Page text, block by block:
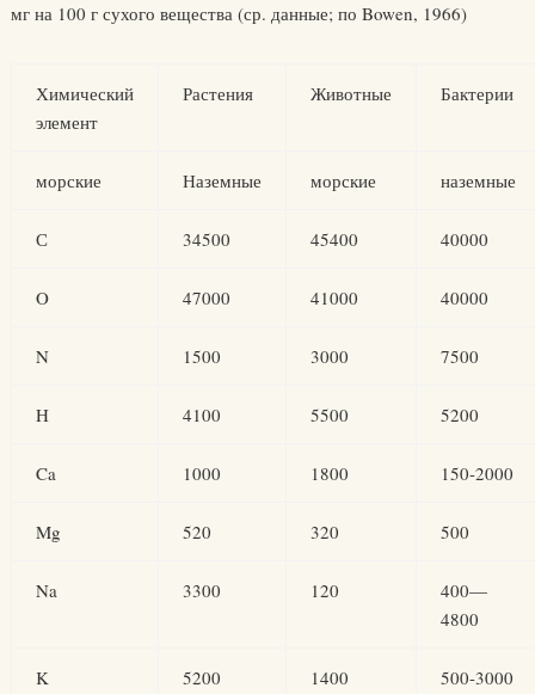
мг на 100 г сухого вещества (ср. данные; по Bowen, 1966)
Химический
элемент
Растения Животные Бактерии
морские Наземные морские наземные
С 34500 45400 40000
O 47000 41000 40000
N 1500 3000 7500
H 4100 5500 5200
Ca 1000 1800 150-2000
Mg 520 320 500
Na 3300 120
400—
4800
K 5200 1400 500-3000